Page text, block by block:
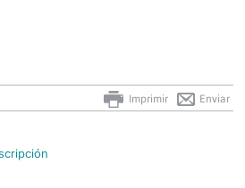
Enviar
Imprimir